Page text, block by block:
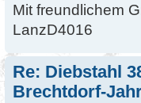
Mit freundlichem
LanzD4016
Re: Diebstahl
Brechtdorf-